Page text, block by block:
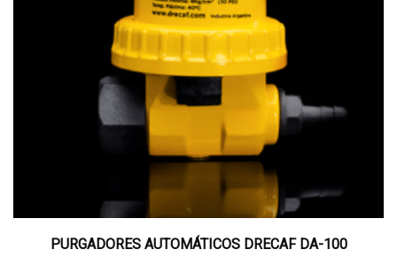
PURGADORES AUTOMÁTICOS DRECAF DA-100